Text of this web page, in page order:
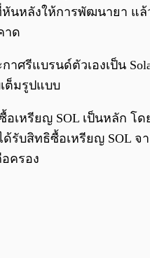
หลังให้การพัฒนายา แ
าด
าศรีแบรนด์ตัวเองเป็น
ต็มรูปแบบ
อเหรียญ SOL เป็นหลัก
รับสิทธิซื้อเหรียญ SOL
ครอง